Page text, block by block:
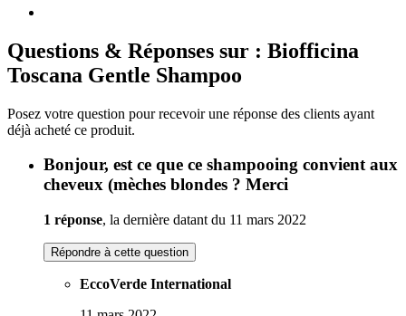
Questions & Réponses sur : Biofficina
Toscana Gentle Shampoo
Posez votre question pour recevoir une réponse des clients ayant
déjà acheté ce produit.
Bonjour, est ce que ce shampooing convient aux
cheveux (mèches blondes ? Merci
1 réponse, la dernière datant du 11 mars 2022
Répondre à cette question
EccoVerde International